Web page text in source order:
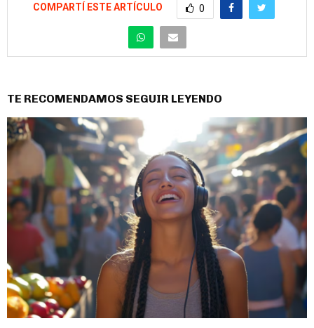
COMPARTÍ ESTE ARTÍCULO 0
TE RECOMENDAMOS SEGUIR LEYENDO